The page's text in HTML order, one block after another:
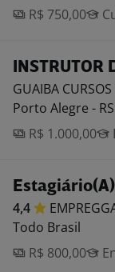
R$ 750,00
INSTRUTOR
GUAIBA CURSOS
Porto Alegre - RS
R$ 1.000,00
4,4
Todo Brasil
R$ 800,00